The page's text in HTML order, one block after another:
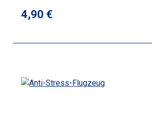
Regulärer Preis:
4,90 €